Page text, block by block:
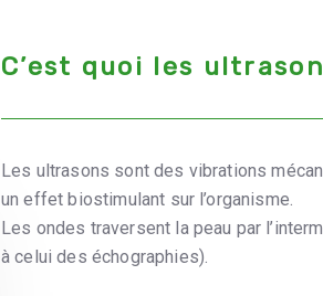
C’est quoi les
Les ultrasons sont des vibrations
un effet biostimulant sur l’organisme.
Les ondes traversent la peau par
à celui des échographies).